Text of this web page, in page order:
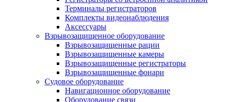
Терминалы регистраторов
Комплекты видеонаблюдения
Аксессуары
Взрывозащищенное оборудование
Взрывозащищенные рации
Взрывозащищенные камеры
Взрывозащищенные регистраторы
Взрывозащищенные фонари
Судовое оборудование
Навигационное оборудование
Оборудование связи